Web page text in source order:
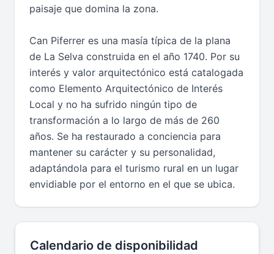
paisaje que domina la zona.
Can Piferrer es una masía típica de la plana
de La Selva construida en el año 1740. Por su
interés y valor arquitectónico está catalogada
como Elemento Arquitectónico de Interés
Local y no ha sufrido ningún tipo de
transformación a lo largo de más de 260
años. Se ha restaurado a conciencia para
mantener su carácter y su personalidad,
adaptándola para el turismo rural en un lugar
envidiable por el entorno en el que se ubica.
Calendario de disponibilidad